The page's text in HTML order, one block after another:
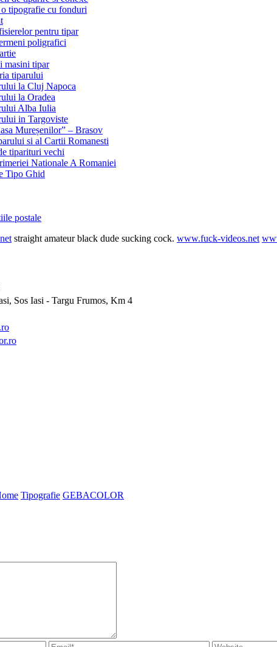
tipografie cu fonduri
pentru tipar
poligrafici
masini tipar
tiparului
la Cluj Napoca
la Oradea
Alba Iulia
in Targoviste
Mureșenilor” – Brasov
si al Cartii Romanesti
tiparituri vechi
Nationale A Romaniei
Tipo Ghid
postale
straight amateur black dude sucking cock. www.fuck-videos.net
Sos Iasi - Targu Frumos, Km 4
Tipografie GEBACOLOR